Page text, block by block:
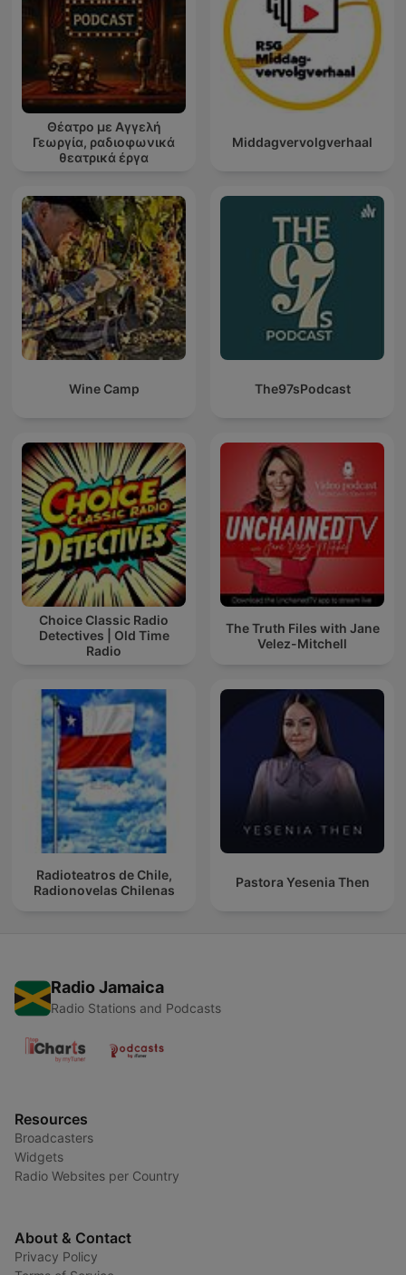
Θέατρο με Αγγελή
Γεωργία, ραδιοφωνικά
θεατρικά έργα
Middagvervolgverhaal
Wine Camp The97sPodcast
Choice Classic Radio
Detectives | Old Time
Radio
The Truth Files with Jane
Velez-Mitchell
Radioteatros de Chile,
Radionovelas Chilenas
Pastora Yesenia Then
Radio Jamaica
Radio Stations and Podcasts
Resources
Broadcasters
Widgets
Radio Websites per Country
About & Contact
Privacy Policy